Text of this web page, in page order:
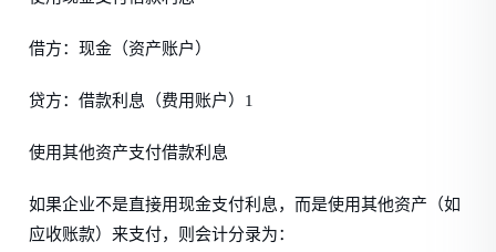
借方：现金（资产账户）
贷方：借款利息（费用账户）1
使用其他资产支付借款利息
如果企业不是直接用现金支付利息，而是使用其他资产（如
应收账款）来支付，则会计分录为：